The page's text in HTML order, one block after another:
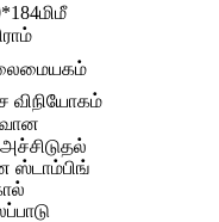
விநியோகம்
ஸ்டாம்பிங்